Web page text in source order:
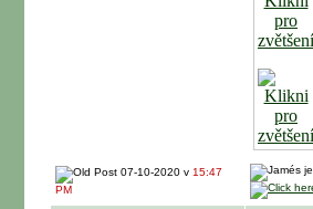
07-10-2020 v 15:47
PM